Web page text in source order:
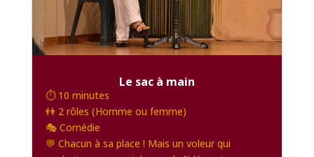
Le sac à main
⏱️ 10 minutes
👫 2 rôles (Homme ou femme)
🎭 Comédie
💬 Chacun à sa place ! Mais un voleur qui